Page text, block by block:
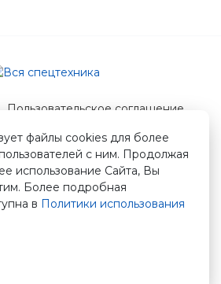
файлы cookies для более
с ним. Продолжая
использование Сайта, Вы
Более подробная
в Политики использования
Пользовательское соглашение
Вся спецтехника